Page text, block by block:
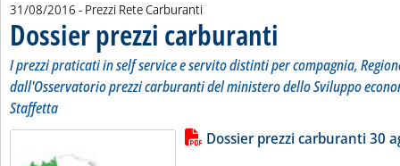
31/08/2016 - Prezzi Rete Carburanti
Dossier prezzi carburanti
I prezzi praticati in self service e servito distinti per compagnia,
dall'Osservatorio prezzi carburanti del ministero dello Sviluppo
Staffetta
Leggi tutta la notizia: 'Dossier
Lista allegati PDF alla notiziaDossier prezzi carburanti 30